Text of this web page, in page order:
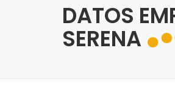
DATOS
SERENA